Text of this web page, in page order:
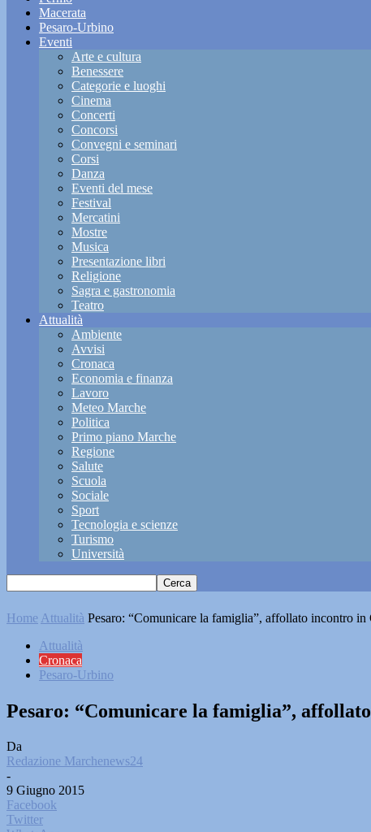
Macerata
Pesaro-Urbino
Eventi
Arte e cultura
Benessere
Categorie e luoghi
Cinema
Concerti
Concorsi
Convegni e seminari
Corsi
Danza
Eventi del mese
Festival
Mercatini
Mostre
Musica
Presentazione libri
Religione
Sagra e gastronomia
Teatro
Attualità
Ambiente
Avvisi
Cronaca
Economia e finanza
Lavoro
Meteo Marche
Politica
Primo piano Marche
Regione
Salute
Scuola
Sociale
Sport
Tecnologia e scienze
Turismo
Università
Home Attualità Pesaro: “Comunicare la famiglia”, affollato incontro in
Attualità
Cronaca
Pesaro-Urbino
Pesaro: “Comunicare la famiglia”,
Da
Redazione Marchenews24
-
9 Giugno 2015
Facebook
Twitter